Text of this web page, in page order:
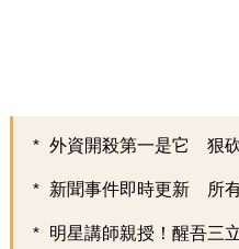
外資開殺第一是它 狠
新聞事件即時更新 所有
明星講師親授！醒吾三